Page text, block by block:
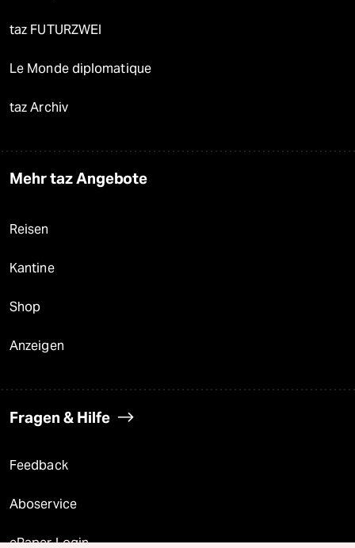
taz FUTURZWEI
Le Monde diplomatique
taz Archiv
Mehr taz Angebote
Reisen
Kantine
Shop
Anzeigen
Fragen & Hilfe
Feedback
Aboservice
ePaper Login